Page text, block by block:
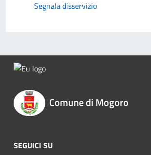
Segnala disservizio
Comune di Mogoro
SEGUICI SU